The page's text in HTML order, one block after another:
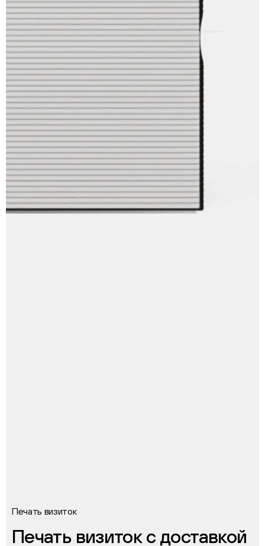
Печать визиток
Печать визиток с доставкой